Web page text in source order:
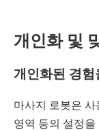
개인화 및
개인화된 경험
마사지 로봇은 사
영역 등의 설정